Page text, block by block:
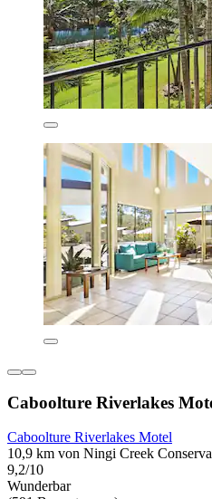
Caboolture Riverlakes
Caboolture Riverlakes Motel
10,9 km von Ningi Creek
9,2/10
Wunderbar